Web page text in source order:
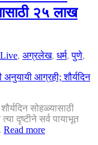
२५ लाख
Live, अग्रलेख, धर्म,पुणे,
सोहळ्यासाठी
दृष्टीने सर्व पायाभूत
Read more